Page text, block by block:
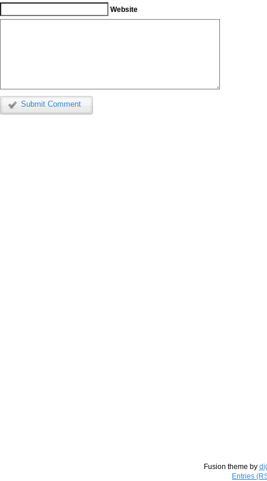
Website
Submit Comment
Fusion theme by
Entries